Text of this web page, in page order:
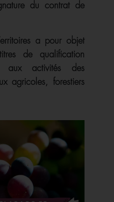
du contrat de
a pour objet
de qualification
aux activités des
agricoles, forestiers